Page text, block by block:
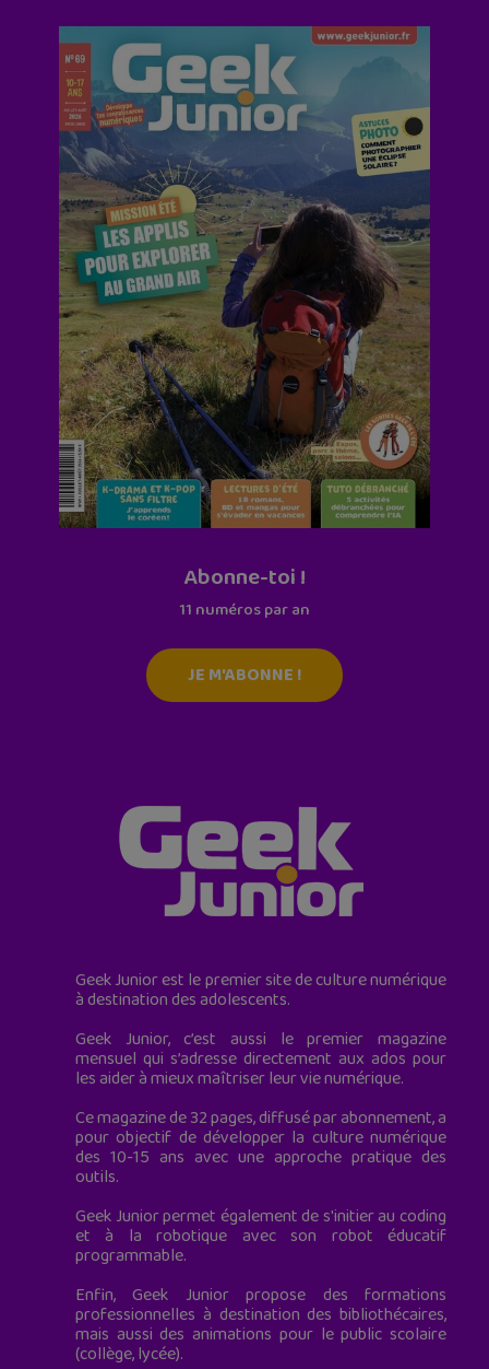
Abonne-toi !
11 numéros par an
JE M'ABONNE !
Geek Junior est le premier site de culture numérique
à destination des adolescents.
Geek Junior, c’est aussi le premier magazine
mensuel qui s’adresse directement aux ados pour
les aider à mieux maîtriser leur vie numérique.
Ce magazine de 32 pages, diffusé par abonnement, a
pour objectif de développer la culture numérique
des 10-15 ans avec une approche pratique des
outils.
Geek Junior permet également de s'initier au coding
et à la robotique avec son robot éducatif
programmable.
Enfin, Geek Junior propose des formations
professionnelles à destination des bibliothécaires,
mais aussi des animations pour le public scolaire
(collège, lycée).